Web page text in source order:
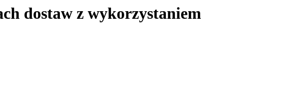
dostaw z wykorzystaniem